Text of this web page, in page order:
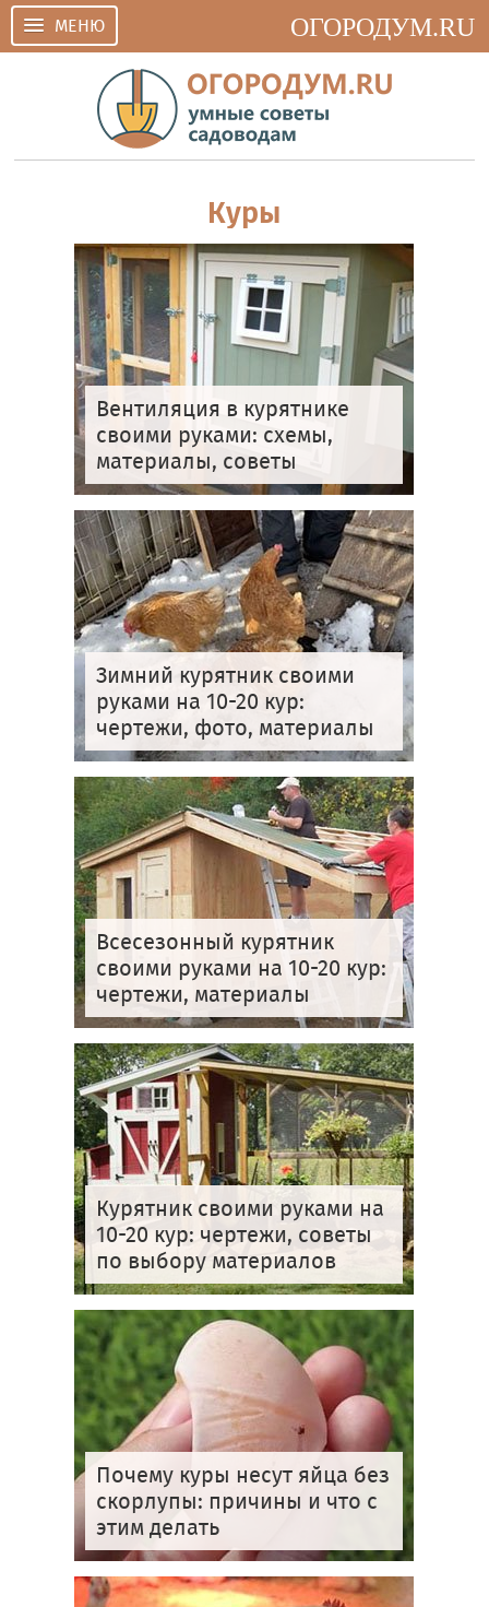
МЕНЮ ОГОРОДУМ.RU
Куры
Вентиляция в курятнике
своими руками: схемы,
материалы, советы
Зимний курятник своими
руками на 10-20 кур:
чертежи, фото, материалы
Всесезонный курятник
своими руками на 10-20 кур:
чертежи, материалы
Курятник своими руками на
10-20 кур: чертежи, советы
по выбору материалов
Почему куры несут яйца без
скорлупы: причины и что с
этим делать